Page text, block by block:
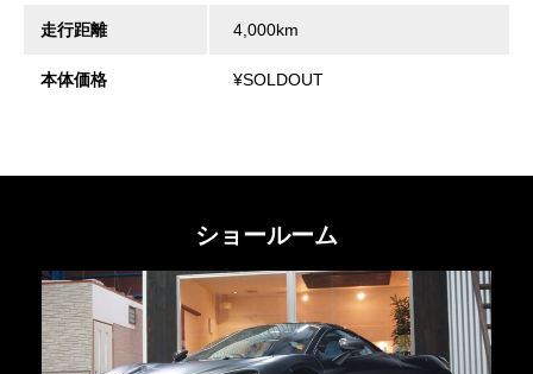
走行距離 4,000km
本体価格 ¥SOLDOUT
ショールーム